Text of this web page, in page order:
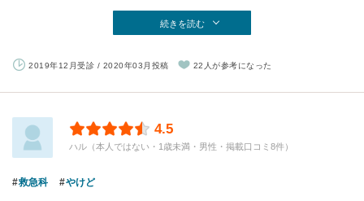
続きを読む
2019年12月受診 / 2020年03月投稿 22人が参考になった
4.5
ハル（本人ではない・1歳未満・男性・掲載口コミ8件）
救急科 やけど